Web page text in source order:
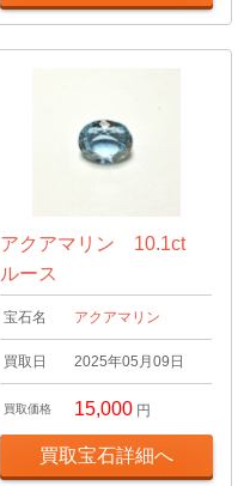
アクアマリン 10.1ct
ルース
宝石名 アクアマリン
買取日 2025年05月09日
買取価格 15,000 円
買取宝石詳細へ